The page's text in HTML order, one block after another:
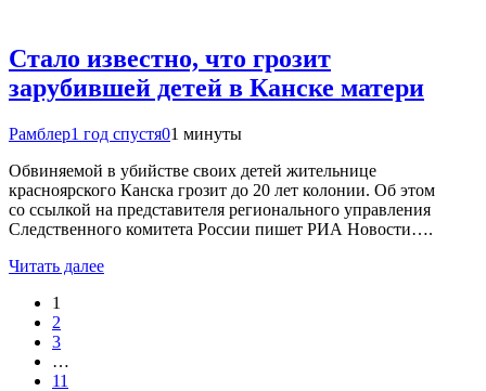
Стало известно, что грозит
зарубившей детей в Канске матери
Рамблер1 год спустя01 минуты
Обвиняемой в убийстве своих детей жительнице
красноярского Канска грозит до 20 лет колонии. Об этом
со ссылкой на представителя регионального управления
Следственного комитета России пишет РИА Новости….
Читать далее
1
2
3
…
11